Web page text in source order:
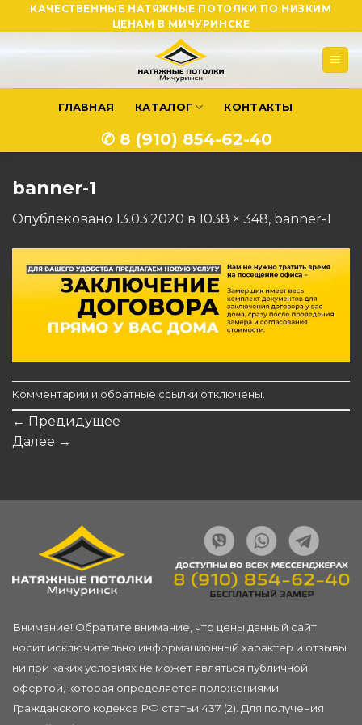
to
КАЧЕСТВЕННЫЕ НАТЯЖНЫЕ ПОТОЛКИ ПО НИЗКИМ
ЦЕНАМ В МИЧУРИНСКЕ
ГЛАВНАЯ КАТАЛОГ КОНТАКТЫ
✆ 8 (910) 854-62-40
banner-1
Опублековано 13.03.2020 в 1038 × 348, banner-1
Комментарии и обратные ссылки отключены.
← Предидущее
Далее →
Внимание! Обратите внимание, что цены данный сайт
носит исключительно информационный характер и отзывы
ни при каких условиях не может являться публичной
офертой, которая определяется положениями
Гражданского кодекса РФ статьи 437 (2). Для получения